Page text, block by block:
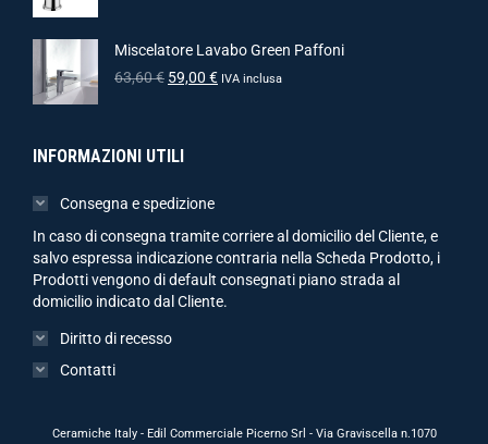
Miscelatore Lavabo Green Paffoni
63,60€ 59,00 € IVA inclusa
INFORMAZIONI UTILI
Consegna e spedizione
In caso di consegna tramite corriere al domicilio del Cliente, e
salvo espressa indicazione contraria nella Scheda Prodotto, i
Prodotti vengono di default consegnati piano strada al
domicilio indicato dal Cliente.
Diritto di recesso
Contatti
Ceramiche Italy - Edil Commerciale Picerno Srl - Via Graviscella n.1070